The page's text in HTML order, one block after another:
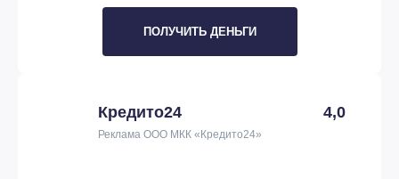
ПОЛУЧИТЬ ДЕНЬГИ
Кредито24 4,0
Реклама ООО МКК «Кредито24»